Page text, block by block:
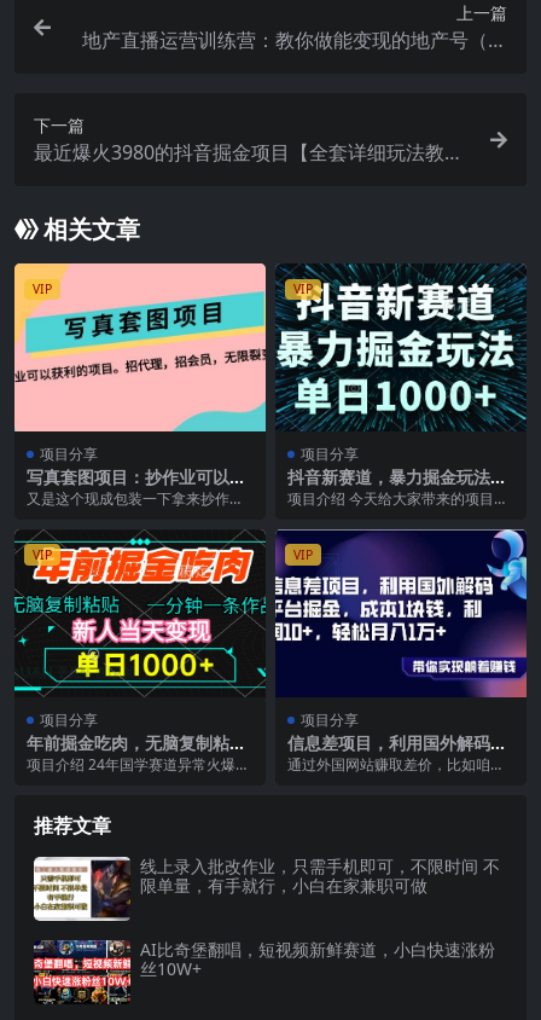
上一篇
地产直播运营训练营：教你做能变现的地产号（直
下一篇
最近爆火3980的抖音掘金项目【全套详细玩法教
相关文章
VIP
项目分享
写真套图项目：抄作业可以获
利的项目。招代理，招会员，
又是这个现成包装一下拿来抄作业
员，无限裂变。 附带有...
VIP
项目分享
抖音新赛道，暴力掘金玩法，
单日1000+
项目介绍 今天给大家带来的项目是
日1000+》 ①...
VIP
项目分享
年前掘金吃肉，无脑复制粘
贴，单日1000+，一分钟一条
项目介绍 24年国学赛道异常火爆，
VIP
项目分享
信息差项目，利用国外解码平
台掘金，成本1块钱，利润10
通过外国网站赚取差价，比如咱们
推荐文章
线上录入批改作业，只需手机即可，不限时间 不
限单量，有手就行，小白在家兼职可做
AI比奇堡翻唱，短视频新鲜赛道，小白快速涨粉
丝10W+